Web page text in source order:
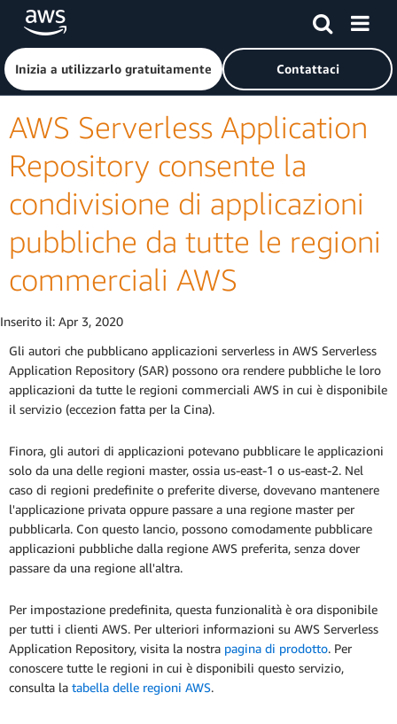
Passa al contenuto principale
Fai clic qui per tornare alla home page di Amazon Web
Inizia a utilizzarlo gratuitamente Contattaci
AWS Serverless Application
Repository consente la
condivisione di applicazioni
pubbliche da tutte le regioni
commerciali AWS
Inserito il: Apr 3, 2020
Gli autori che pubblicano applicazioni serverless in AWS Serverless
Application Repository (SAR) possono ora rendere pubbliche le loro
applicazioni da tutte le regioni commerciali AWS in cui è disponibile
il servizio (eccezion fatta per la Cina).
Finora, gli autori di applicazioni potevano pubblicare le applicazioni
solo da una delle regioni master, ossia us-east-1 o us-east-2. Nel
caso di regioni predefinite o preferite diverse, dovevano mantenere
l'applicazione privata oppure passare a una regione master per
pubblicarla. Con questo lancio, possono comodamente pubblicare
applicazioni pubbliche dalla regione AWS preferita, senza dover
passare da una regione all'altra.
Per impostazione predefinita, questa funzionalità è ora disponibile
per tutti i clienti AWS. Per ulteriori informazioni su AWS Serverless
Application Repository, visita la nostra pagina di prodotto. Per
conoscere tutte le regioni in cui è disponibili questo servizio,
consulta la tabella delle regioni AWS.